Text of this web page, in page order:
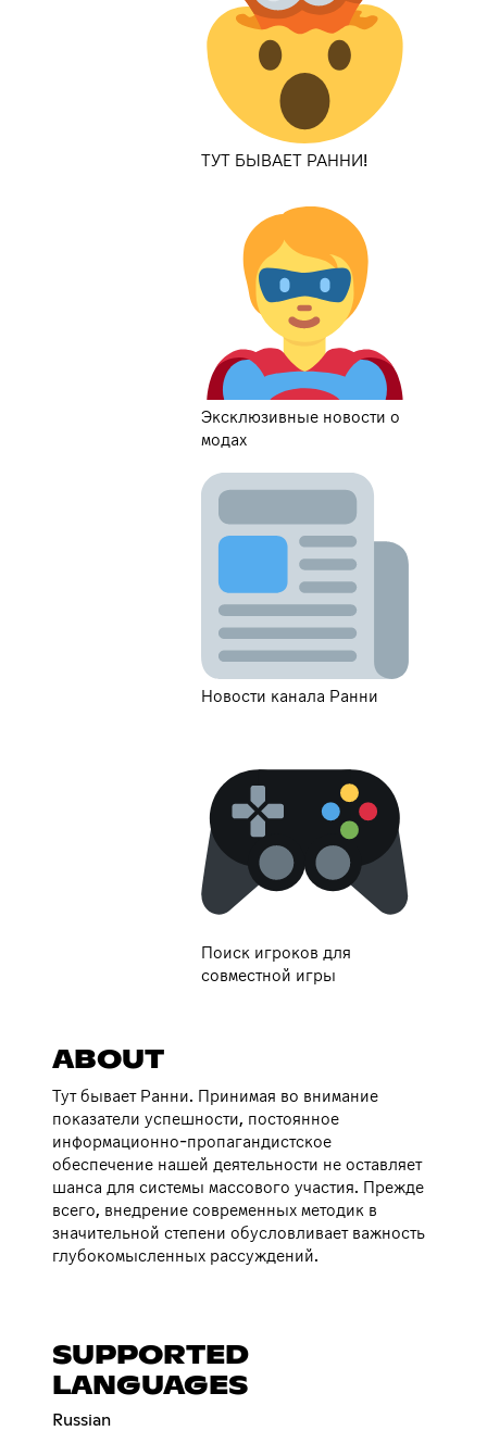
ТУТ БЫВАЕТ РАННИ!
Эксклюзивные новости о
модах
Новости канала Ранни
Поиск игроков для
совместной игры
ABOUT
Тут бывает Ранни. Принимая во внимание
показатели успешности, постоянное
информационно-пропагандистское
обеспечение нашей деятельности не оставляет
шанса для системы массового участия. Прежде
всего, внедрение современных методик в
значительной степени обусловливает важность
глубокомысленных рассуждений.
SUPPORTED
LANGUAGES
Russian